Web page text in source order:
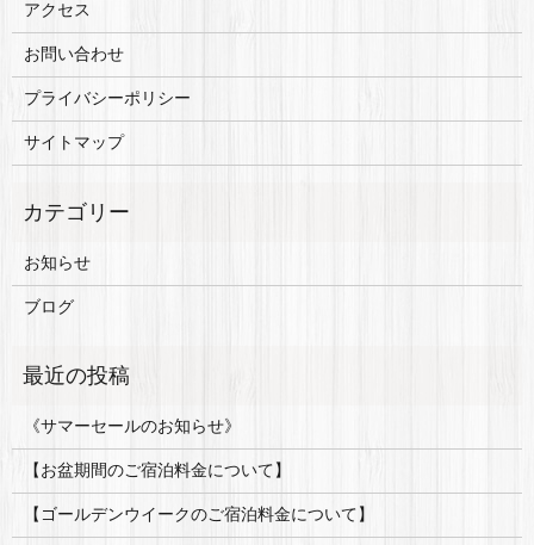
アクセス
お問い合わせ
プライバシーポリシー
サイトマップ
お知らせ
ブログ
《サマーセールのお知らせ》
【お盆期間のご宿泊料金について】
【ゴールデンウイークのご宿泊料金について】